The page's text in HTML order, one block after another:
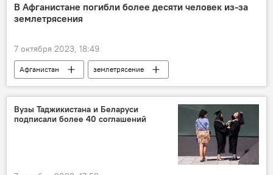
В Афганистане погибли более десяти человек из-за
землетрясения
7 октября 2023, 18:49
Афганистан
землетрясение
стихийные бедствия
Происшествия, ЧП, криминал
Вузы Таджикистана и Беларуси
подписали более 40 соглашений